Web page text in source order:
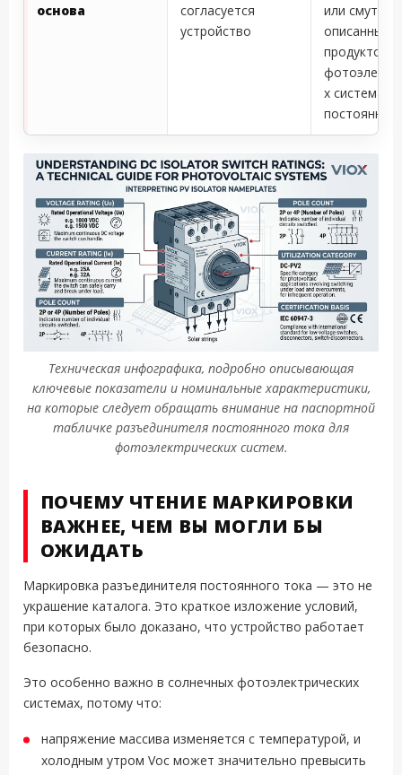
основа
согласуется
устройство
или смутно
описанных
продуктов в
х системах
Техническая инфографика, подробно описывающая
ключевые показатели и номинальные характеристики,
на которые следует обращать внимание на паспортной
табличке разъединителя постоянного тока для
фотоэлектрических систем.
ПОЧЕМУ ЧТЕНИЕ МАРКИРОВКИ
ВАЖНЕЕ, ЧЕМ ВЫ МОГЛИ БЫ
ОЖИДАТЬ
Маркировка разъединителя постоянного тока — это не
украшение каталога. Это краткое изложение условий,
при которых было доказано, что устройство работает
безопасно.
Это особенно важно в солнечных фотоэлектрических
системах, потому что:
напряжение массива изменяется с температурой, и
холодным утром Voc может значительно превысить